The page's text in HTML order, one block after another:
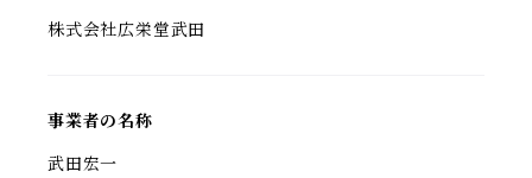
株式会社広栄堂武田
事業者の名称
武田宏一